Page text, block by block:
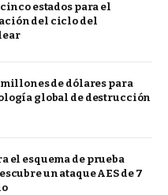
estados para el
del ciclo del
millones de dólares para
global de destrucción
el esquema de prueba
un ataque AES de 7